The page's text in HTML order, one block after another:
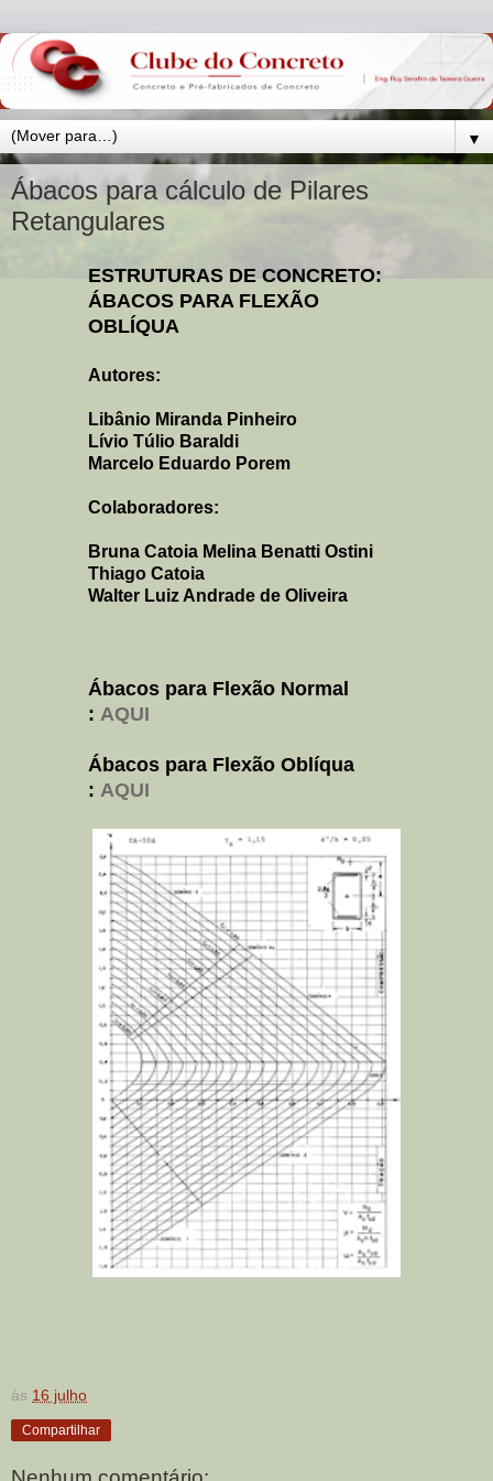
▼
Ábacos para cálculo de Pilares
Retangulares
ESTRUTURAS DE CONCRETO:
ÁBACOS PARA FLEXÃO
OBLÍQUA
Autores:
Libânio Miranda Pinheiro
Lívio Túlio Baraldi
Marcelo Eduardo Porem
Colaboradores:
Bruna Catoia Melina Benatti Ostini
Thiago Catoia
Walter Luiz Andrade de Oliveira
Ábacos para Flexão Normal
: AQUI
Ábacos para Flexão Oblíqua
: AQUI
às 16 julho
Compartilhar